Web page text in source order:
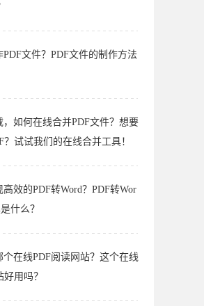
PDF文件？PDF文件的制作方法
，如何在线合并PDF文件？想要
？试试我们的在线合并工具！
效的PDF转Word？PDF转Wor
什么？
个在线PDF阅读网站？这个在线
用吗？